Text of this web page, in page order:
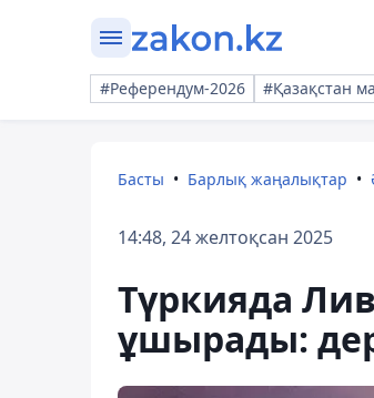
#Референдум-2026 #Қазақстан
Басты Барлық жаңалықтар
14:48, 24 желтоқсан 2025
Түркияда
ұшырады: